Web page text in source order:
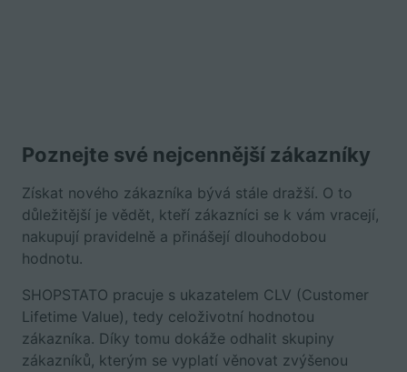
Poznejte své nejcennější zákazníky
Získat nového zákazníka bývá stále dražší. O to
důležitější je vědět, kteří zákazníci se k vám vracejí,
nakupují pravidelně a přinášejí dlouhodobou
hodnotu.
SHOPSTATO pracuje s ukazatelem CLV (Customer
Lifetime Value), tedy celoživotní hodnotou
zákazníka. Díky tomu dokáže odhalit skupiny
zákazníků, kterým se vyplatí věnovat zvýšenou